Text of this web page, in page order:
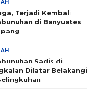
Terjadi Kembali
di Banyuates
Sadis di
Dilatar Belakangi